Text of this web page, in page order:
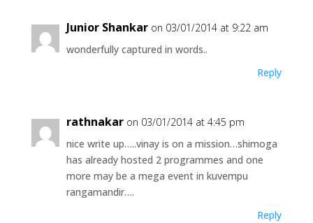
Junior Shankar on 03/01/2014 at 9:22 am
wonderfully captured in words..
Reply
rathnakar on 03/01/2014 at 4:45 pm
nice write up…..vinay is on a mission…shimoga
has already hosted 2 programmes and one
more may be a mega event in kuvempu
rangamandir….
Reply